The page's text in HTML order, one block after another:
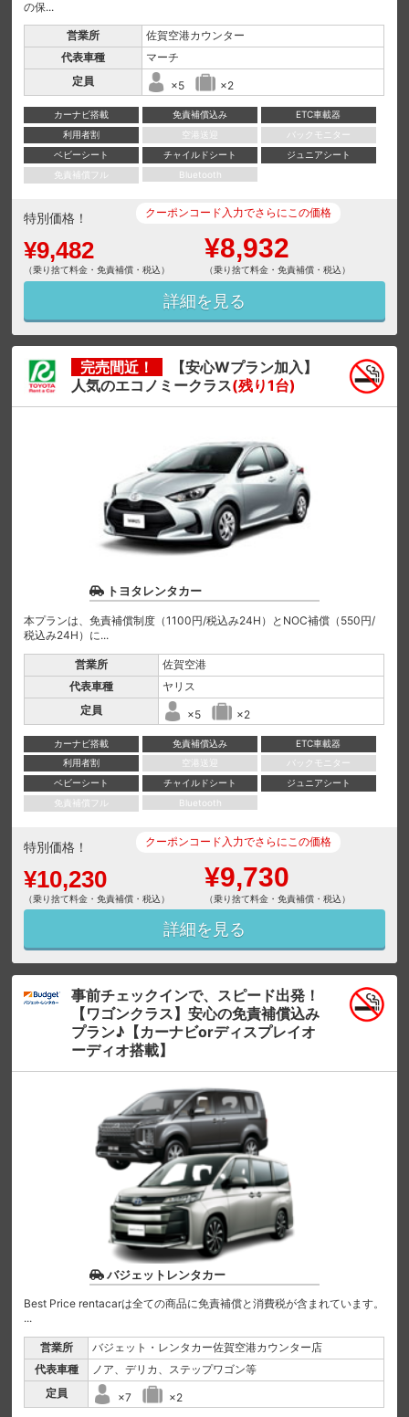
の保...
営業所
佐賀空港カウンター
代表車種
マーチ
定員
×5 ×2
カーナビ搭載 免責補償込み
ETC車載器
利用者割
空港送迎
バックモニター
ベビーシート
チャイルドシート
ジュニアシート
免責補償フル
Bluetooth
特別価格！
¥9,482
（乗り捨て料金・免責補償・税込）
クーポンコード入力でさらにこの価格
¥8,932
（乗り捨て料金・免責補償・税込）
詳細を見る
完売間近！
【安心Wプラン加入】
人気のエコノミークラス(残り1台)
トヨタレンタカー
本プランは、免責補償制度（1100円/税込み24H）とNOC補償（550円/
税込み24H）に...
営業所
佐賀空港
代表車種
ヤリス
定員
×5 ×2
カーナビ搭載 免責補償込み
ETC車載器
利用者割
空港送迎
バックモニター
ベビーシート
チャイルドシート
ジュニアシート
免責補償フル
Bluetooth
特別価格！
¥10,230
（乗り捨て料金・免責補償・税込）
クーポンコード入力でさらにこの価格
¥9,730
（乗り捨て料金・免責補償・税込）
詳細を見る
事前チェックインで、スピード出発！
【ワゴンクラス】安心の免責補償込み
プラン♪【カーナビorディスプレイオ
ーディオ搭載】
バジェットレンタカー
Best Price rentacarは全ての商品に免責補償と消費税が含まれています。
...
営業所
バジェット・レンタカー佐賀空港カウンター店
代表車種
ノア、デリカ、ステップワゴン等
定員
×7 ×2